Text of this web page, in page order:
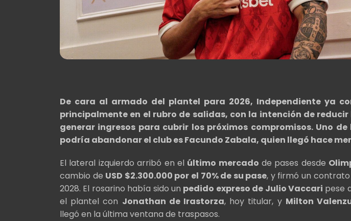
De cara al armado del plantel para 2026, Independiente ya
principalmente en el rubro de salidas, con la intención de
generar ingresos para cubrir los próximos compromisos. Uno
podría abandonar el club es Facundo Zabala, quien llegó hace
El lateral izquierdo arribó en el último mercado de pases desde
cambio de USD $2.300.000 por el 70% de su pase, y firmó un
2028. El rosarino había sido un pedido expreso de Julio Vaccari pese
el plantel con Jonathan de Irastorza, hoy titular, y Milton
llegó en la última ventana de traspasos.